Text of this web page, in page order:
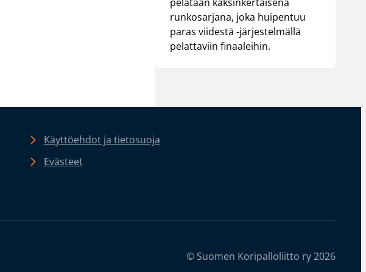
runkosarjana, joka huipentuu
paras viidestä -järjestelmällä
pelattaviin finaaleihin.
Käyttöehdot ja tietosuoja
Evästeet
© Suomen Koripalloliitto ry 2026